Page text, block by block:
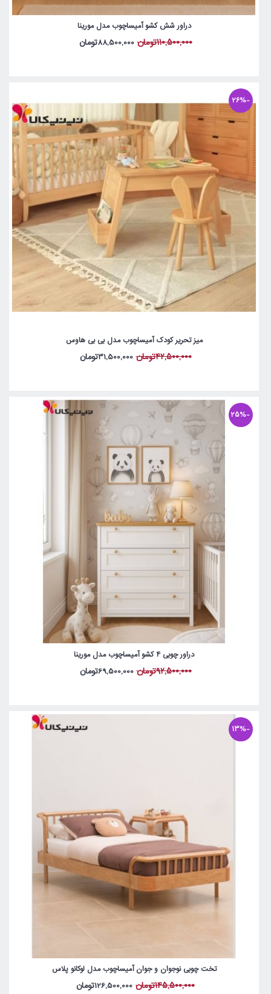
دراور شش کشو آمیساچوب مدل مورینا
110,500,000تومان 88,500,000تومان
-26%
میز تحریر کودک آمیساچوب مدل بی بی هاوس
42,500,000تومان 31,500,000تومان
-25%
دراور چوبی 4 کشو آمیساچوب مدل مورینا
92,500,000تومان 69,500,000تومان
-13%
تخت چوبی نوجوان و جوان آمیساچوب مدل لوکانو پلاس
145,500,000تومان 126,500,000تومان